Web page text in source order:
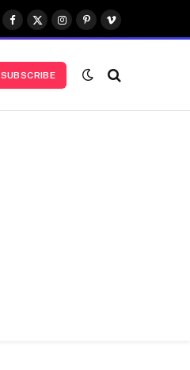
Facebook
X
(Twitter)
Instagram
Pinterest
Vimeo
SUBSCRIBE